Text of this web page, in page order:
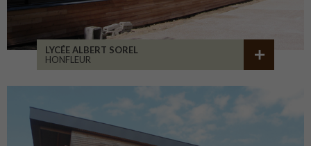
LYCÉE ALBERT SOREL
HONFLEUR